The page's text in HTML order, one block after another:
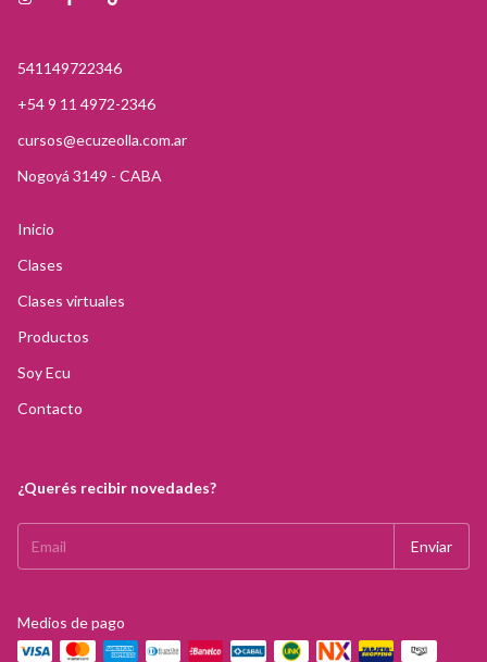
541149722346
+54 9 11 4972-2346
cursos@ecuzeolla.com.ar
Nogoyá 3149 - CABA
Inicio
Clases
Clases virtuales
Productos
Soy Ecu
Contacto
¿Querés recibir novedades?
Medios de pago